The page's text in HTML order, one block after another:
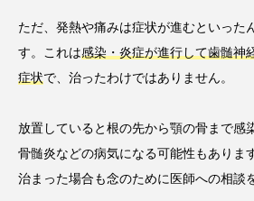
ただ、発熱や痛みは症状が進むといった
す。これは感染・炎症が進行して歯髄神
症状で、治ったわけではありません。
放置していると根の先から顎の骨まで感
骨髄炎などの病気になる可能性もありま
治まった場合も念のために医師への相談